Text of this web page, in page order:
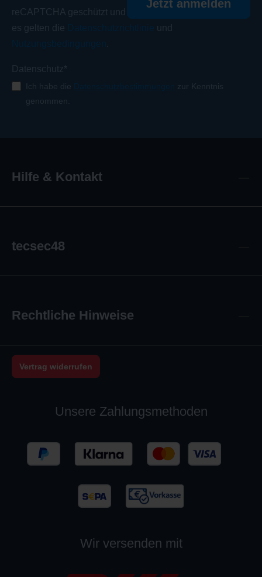
Jetzt anmelden
reCAPTCHA geschützt und
es gelten die Datenschutzrichtlinie und
Nutzungsbedingungen
.
Datenschutz*
Ich habe die Datenschutzbestimmungen
zur Kenntnis
genommen.
Hilfe & Kontakt
tecsec48
Rechtliche Hinweise
Vertrag widerrufen
Unsere Zahlungsmethoden
Wir versenden mit